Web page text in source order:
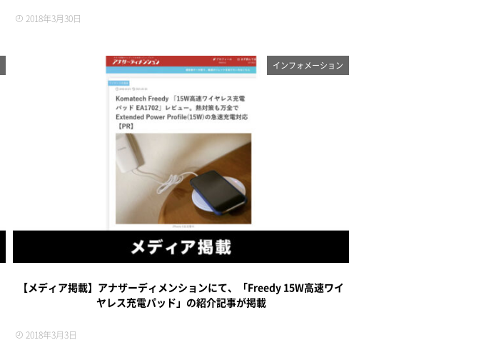
2018年3月30日
インフォメーション
【メディア掲載】アナザーディメンションにて、「Freedy 15W高速ワイ
ヤレス充電パッド」の紹介記事が掲載
2018年3月3日